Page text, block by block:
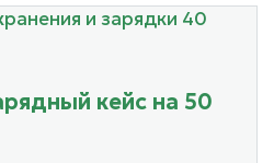
кейс на 50